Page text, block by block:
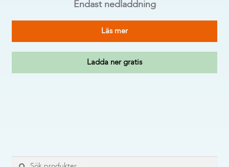
Endast nedladdning
Läs mer
Ladda ner gratis